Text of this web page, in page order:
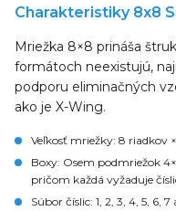
Charakteristiky 8x8
Mriežka 8×8 prináša
formátoch neexistujú,
podporu eliminačných
ako je X-Wing.
Veľkosť mriežky: 8 riadkov
Boxy: Osem podmriežok
pričom každá vyžaduje
Súbor číslic: 1, 2, 3, 4, 5, 6, 7